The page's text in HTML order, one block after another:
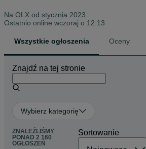
Na OLX od stycznia 2023
Ostatnio online wczoraj o 12:13
Wszystkie ogłoszenia Oceny
Znajdź na tej stronie
Wybierz kategorię
ZNALEŹLIŚMY
PONAD 2 160
OGŁOSZEŃ
Sortowanie